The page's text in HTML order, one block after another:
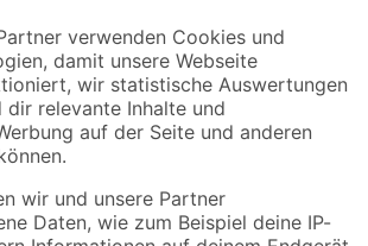
Angebote und Aktionen mehr verpassen!